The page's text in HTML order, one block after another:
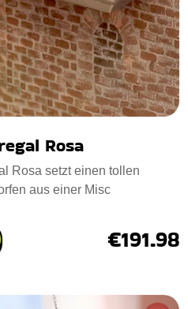
Rosa
Rosa setzt einen tollen
aus einer Misc
€191.98